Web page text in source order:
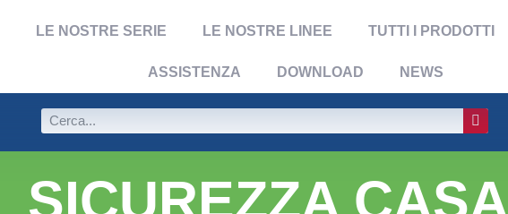
LE NOSTRE SERIE LE NOSTRE LINEE TUTTI I PRODOTTI
ASSISTENZA DOWNLOAD NEWS
SICUREZZA CASA